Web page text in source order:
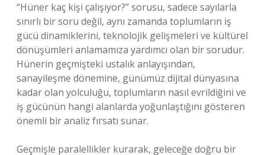
“Hüner kaç kişi çalışıyor?” sorusu, sadece sayılarla
sınırlı bir soru değil, aynı zamanda toplumların iş
gücü dinamiklerini, teknolojik gelişmeleri ve kültürel
dönüşümleri anlamamıza yardımcı olan bir sorudur.
Hünerin geçmişteki ustalık anlayışından,
sanayileşme dönemine, günümüz dijital dünyasına
kadar olan yolculuğu, toplumların nasıl evrildiğini ve
iş gücünün hangi alanlarda yoğunlaştığını gösteren
önemli bir analiz fırsatı sunar.
Geçmişle paralellikler kurarak, geleceğe doğru bir